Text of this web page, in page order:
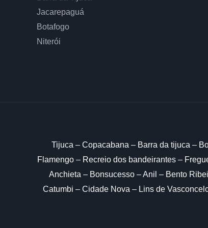
Jacarepaguá
Botafogo
Niterói
Tijuca – Copacabana – Barra da tijuca –
Flamengo – Recreio dos bandeirantes –
Anchieta – Bonsucesso – Anil – Bento
Catumbi – Cidade Nova – Lins de